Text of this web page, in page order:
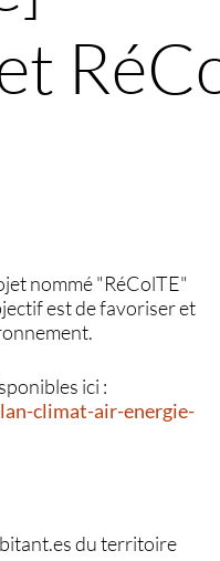
nommé "RéColTE"
est de favoriser et
ici :
climat-air-energie-
du territoire